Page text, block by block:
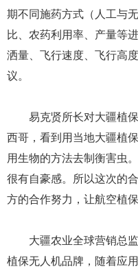
期不同施药方式（人工与
比、农药利用率、产量等
洒量、飞行速度、飞行高
议。
易克贤所长对大疆植
西哥，看到用当地大疆植
用生物的方法去制衡害虫
很有自豪感。所以这次的
方的合作努力，让航空植
大疆农业全球营销总
植保无人机品牌，随着应